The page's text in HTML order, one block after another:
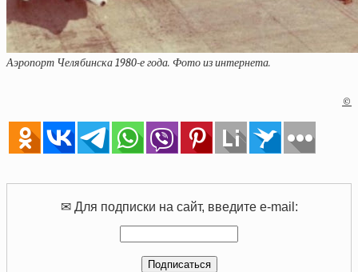
Аэропорт Челябинска 1980-е года. Фото из интернета.
©
✉ Для подписки на сайт, введите e-mail: